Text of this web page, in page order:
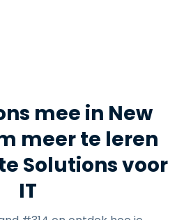
mee in New
meer te leren
Solutions voor
IT